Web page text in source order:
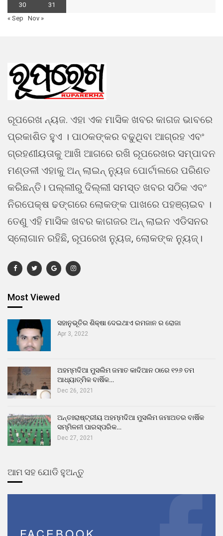
30
31
« Sep
Nov »
ରୂପରେଖ ନ୍ୟଜ. ଏହା ଏକ ମାସିକ ଖବର କାଗଜ ଭାବରେ
ପ୍ରକାଶିତ ହୁଏ । ପାଠକଙ୍କର ବଢୁଥିବା ଆଗ୍ରହ ଏବଂ
ଗ୍ରହଣୀୟତାକୁ ଆଖି ଆଗରେ ରଖି ରୂପରେଖର ସମ୍ପାଦନ
ମଣ୍ଡଳୀ ଏହାକୁ ଅନ୍ ଲାଇନ୍ ନ୍ୟୁଜ ପୋର୍ଟାଲରେ ପରିଣତ
କରିଛନ୍ତି। ପଲ୍ଲୀରୁ ଦିଲ୍ଲୀ ସମସ୍ତ ଖବର ସଠିକ ଏବଂ
ନିରପେକ୍ଷ ଢଙ୍ଗରେ ଲୋକଙ୍କ ପାଖରେ ପହଞ୍ଚାଇବ ।
ତେଣୁ ଏହି ମାସିକ ଖବର କାଗଜର ଅନ୍ ଲାଇନ ଏଡିସନର
ସ୍ଲୋଗାନ ରହିଛି, ରୂପରେଖ ନ୍ୟୁଜ, ଲୋକଙ୍କ ନ୍ୟୁଜ୍।
Most Viewed
ସହାନୁଭୂତିର ଶିକ୍ଷା ଦେଇଥାଏ ରମଜାନ ର ରୋଜା
Apr 3, 2022
ଅହମ୍ମଦିଆ ମୁସଲିମ ଜମାତ କାଦିଆନ ଠାରେ ୧୨୬ ତମ
ଆଧ୍ୟାତ୍ମିକ ବାର୍ଷିକ…
Dec 26, 2021
ଅନ୍ତଃରାଷ୍ଟ୍ରୀୟ ଅହମ୍ମଦିଆ ମୁସଲିମ ଜମାଅତର ବାର୍ଷିକ
ସମ୍ମିଳନୀ ପାରସ୍ପରିକ…
Dec 27, 2021
ଆମ ସହ ଯୋଡି ହୁଅନ୍ତୁ